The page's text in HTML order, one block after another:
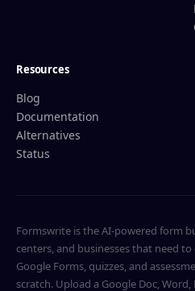
Resources
Blog
Documentation
Alternatives
Status
Formswrite is the AI-powered form
centers, and businesses that need
Google Forms, quizzes, and
scratch. Upload a Google Doc,